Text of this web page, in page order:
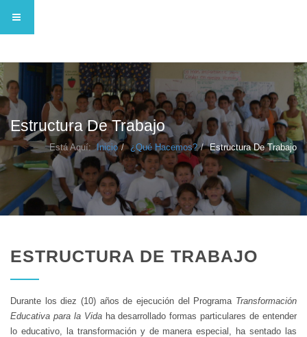
­Estructura De Trabajo
Está Aquí:Inicio ¿Qué Hacemos? Estructura De Trabajo
ESTRUCTURA DE TRABAJO
Durante los diez (10) años de ejecución del Programa Transformación
Educativa para la Vidaha desarrollado formas particulares de entender
lo educativo, la transformación y de manera especial, ha sentado las